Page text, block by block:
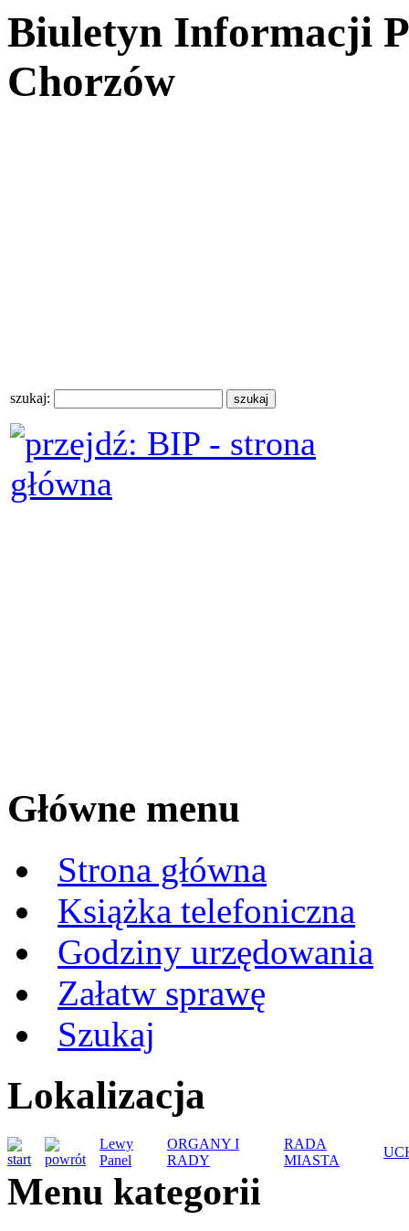
Biuletyn Informacji
Chorzów
szukaj:
Główne menu
Strona główna
Książka telefoniczna
Godziny urzędowania
Załatw sprawę
Szukaj
Lokalizacja
Lewy
Panel
ORGANY I
RADY
RADA
MIASTA
Menu kategorii